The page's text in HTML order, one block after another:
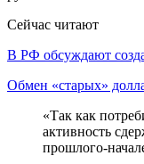
Сейчас читают
В РФ обсуждают
Обмен «старых»
«Так как
активность
прошлого-